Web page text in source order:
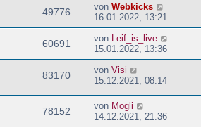
49776 von Webkicks
16.01.2022, 13:21
60691 von Leif_is_live
15.01.2022, 13:36
83170 von Visi
15.12.2021, 08:14
78152 von Mogli
14.12.2021, 21:36